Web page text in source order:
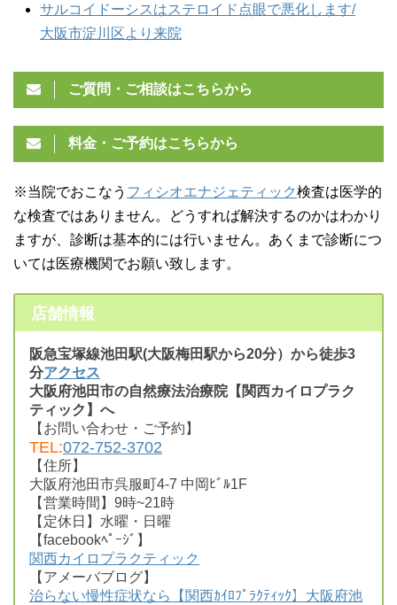
サルコイドーシスはステロイド点眼で悪化します/
大阪市淀川区より来院
ご質問・ご相談はこちらから
料金・ご予約はこちらから
※当院でおこなう フィシオエナジェティック検査は医学的
な検査ではありません。どうすれば解決するのかはわかり
ますが、診断は基本的には行いません。あくまで診断につ
いては医療機関でお願い致します。
店舗情報
阪急宝塚線池田駅(大阪梅田駅から20分）から徒歩3
分アクセス
大阪府池田市の自然療法治療院【関西カイロプラク
ティック】へ
【お問い合わせ・ご予約】
TEL:072-752-3702
【住所】
大阪府池田市呉服町4-7 中岡ﾋﾞﾙ1F
【営業時間】9時~21時
【定休日】水曜・日曜
【facebookﾍﾟｰｼﾞ】
関西カイロプラクティック
【アメーバブログ】
治らない慢性症状なら【関西ｶｲﾛﾌﾟﾗｸﾃｨｯｸ】大阪府池